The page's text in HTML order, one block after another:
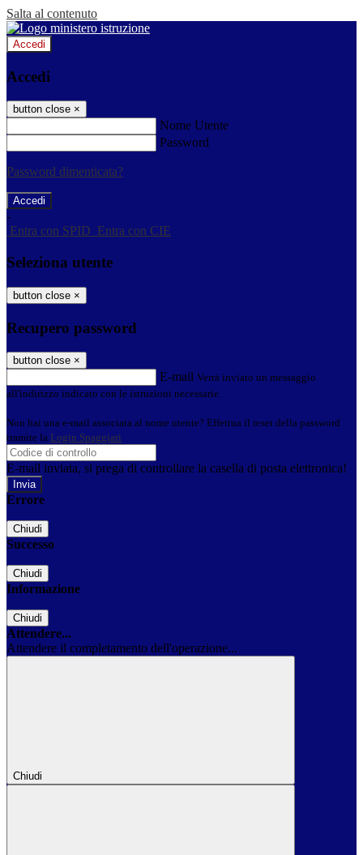
Salta al contenuto
Accedi
Accedi
button close ×
Nome Utente
Password
Password dimenticata?
-
Entra con SPID Entra con CIE
Seleziona utente
button close ×
Recupero password
button close ×
E-mail Verrà inviato un messaggio
all'indirizzo indicato con le istruzioni necessarie.
Non hai una e-mail associata al nome utente? Effettua il reset della password
tramite la Login Spaggiari
E-mail inviata, si prega di controllare la casella di posta elettronica!
Errore
Chiudi
Successo
Chiudi
Informazione
Chiudi
Attendere...
Attendere il completamento dell'operazione...
Chiudi